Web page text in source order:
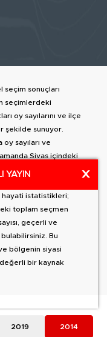
seçim sonuçları
seçimlerdeki
oy sayılarını ve ilçe
şekilde sunuyor.
sayıları ve
Sivas içindeki
İlçe haritası
detaylı
istatistikleri;
toplam seçmen
geçerli ve
Bu
bölgenin siyasi
bir kaynak
2019 2014
YAYIN X